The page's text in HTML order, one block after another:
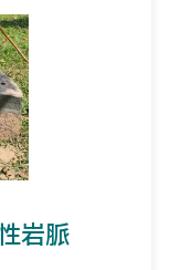
岩脈